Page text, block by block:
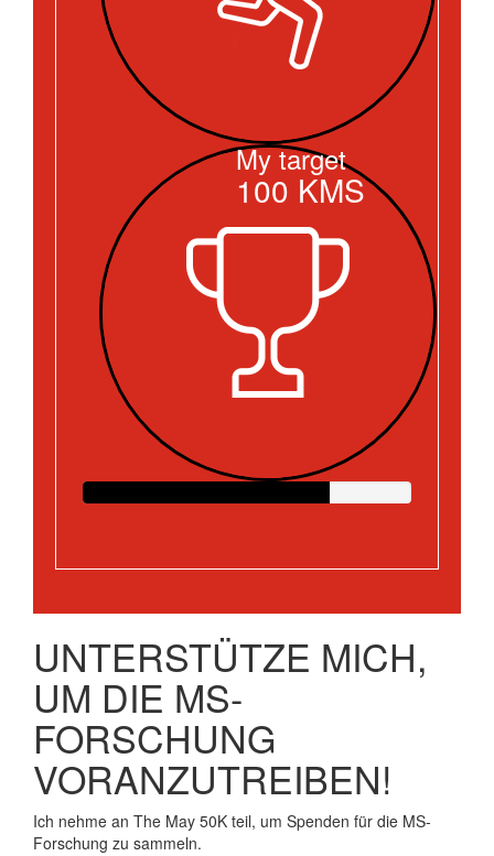
My target
100 KMS
UNTERSTÜTZE MICH,
UM DIE MS-
FORSCHUNG
VORANZUTREIBEN!
Ich nehme an The May 50K teil, um Spenden für die MS-
Forschung zu sammeln.